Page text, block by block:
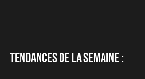
Tendances de la semaine :